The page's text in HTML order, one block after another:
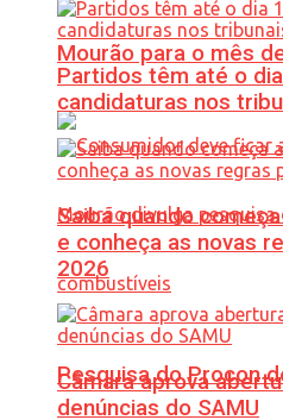
Mourão para o mês
Pesquisa do Procon
Partidos têm até o
candidaturas nos
Saiba quando
e conheça as novas
2026
Câmara aprova
denúncias do SAMU